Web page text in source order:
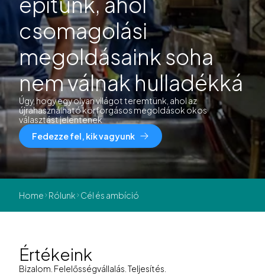
csomagolási
megoldásaink soha
nem válnak hulladékká
Úgy, hogy egy olyan világot teremtünk, ahol az
újrahasználható körforgásos megoldások okos
választást jelentenek
Fedezze fel, kik vagyunk
Home Rólunk Cél és ambíció
Értékeink
Bizalom. Felelősségvállalás. Teljesítés.